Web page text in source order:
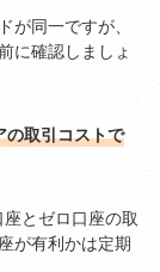
が同一ですが、
に確認しましょ
の取引コストで
とゼロ口座の取
が有利かは定期